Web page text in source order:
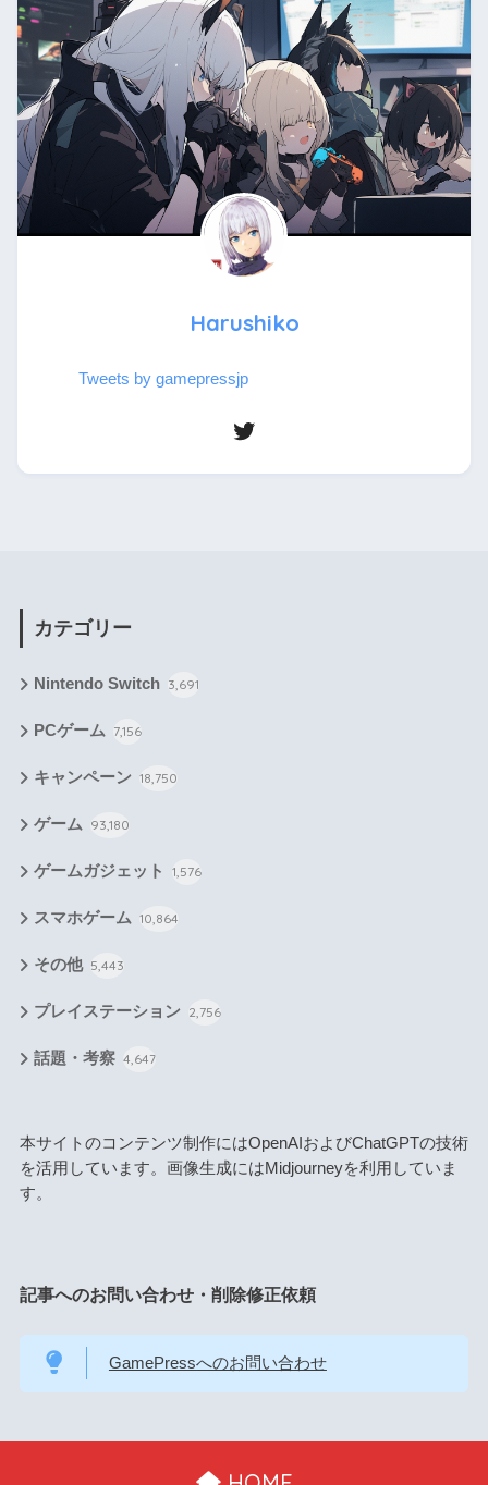
Harushiko
Tweets by gamepressjp
カテゴリー
Nintendo Switch 3,691
PCゲーム 7,156
キャンペーン 18,750
ゲーム 93,180
ゲームガジェット 1,576
スマホゲーム 10,864
その他 5,443
プレイステーション 2,756
話題・考察 4,647
本サイトのコンテンツ制作にはOpenAIおよびChatGPTの技術
を活用しています。画像生成にはMidjourneyを利用していま
す。
記事へのお問い合わせ・削除修正依頼
GamePressへのお問い合わせ